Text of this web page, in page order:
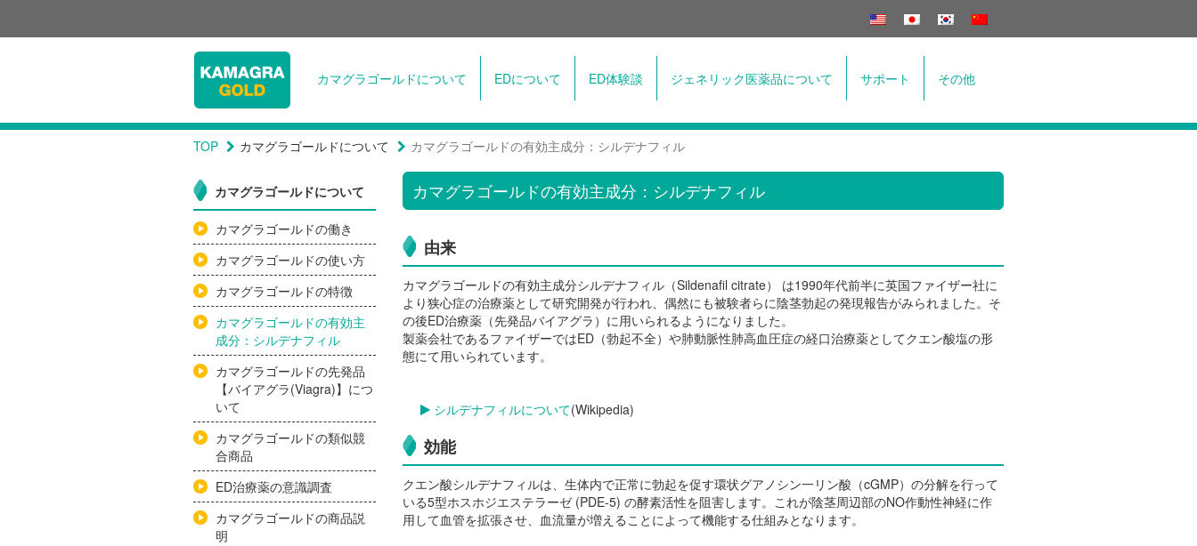
カマグラゴールドについて EDについて ED体験談 ジェネリック医薬品について サポート その他
TOP カマグラゴールドについて カマグラゴールドの有効主成分：シルデナフィル
カマグラゴールドの有効主成分：シルデナフィル
由来
カマグラゴールドの有効主成分シルデナフィル（Sildenafil citrate） は1990年代前半に英国ファイザー社に
より狭心症の治療薬として研究開発が行われ、偶然にも被験者らに陰茎勃起の発現報告がみられました。そ
の後ED治療薬（先発品バイアグラ）に用いられるようになりました。
製薬会社であるファイザーではED（勃起不全）や肺動脈性肺高血圧症の経口治療薬としてクエン酸塩の形
態にて用いられています。
シルデナフィルについて(Wikipedia)
効能
クエン酸シルデナフィルは、生体内で正常に勃起を促す環状グアノシン一リン酸（cGMP）の分解を行って
いる5型ホスホジエステラーゼ (PDE-5) の酵素活性を阻害します。これが陰茎周辺部のNO作動性神経に作
用して血管を拡張させ、血流量が増えることによって機能する仕組みとなります。
カマグラゴールドについて
カマグラゴールドの働き
カマグラゴールドの使い方
カマグラゴールドの特徴
カマグラゴールドの有効主
成分：シルデナフィル
カマグラゴールドの先発品
【バイアグラ(Viagra)】につ
いて
カマグラゴールドの類似競
合商品
ED治療薬の意識調査
カマグラゴールドの商品説
明